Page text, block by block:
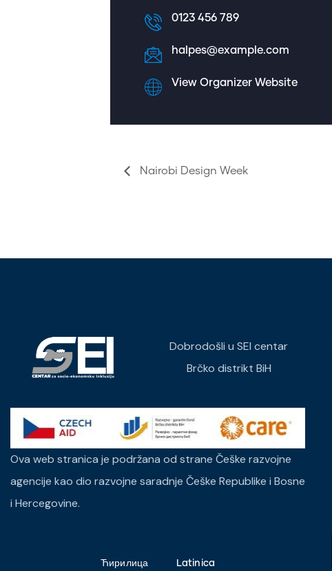
0123 456 789
halpes@example.com
View Organizer Website
Nairobi Design Week
Dobrodošli u SEI centar
Brčko distrikt BiH
Ova web stranica je podržana od strane Češke razvojne
agencije kao dio razvojne saradnje Češke Republike i Bosne
i Hercegovine.
Ћирилица Latinica